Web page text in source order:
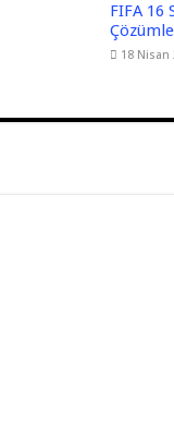
FIFA 16
18 Nisan